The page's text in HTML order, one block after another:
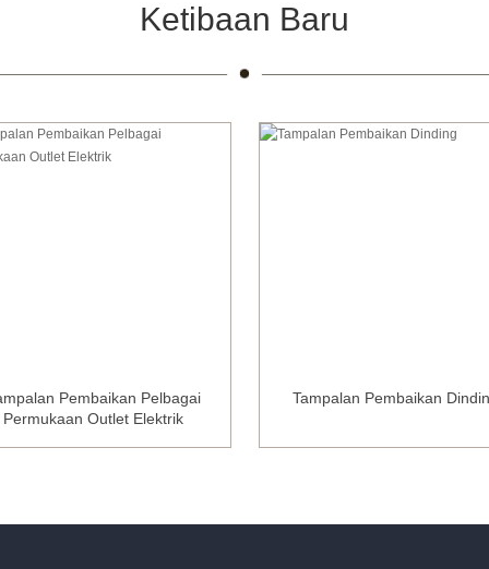
Ketibaan Baru
Pembaikan Pelbagai
Permukaan Outlet Elektrik
Tampalan Pembaikan